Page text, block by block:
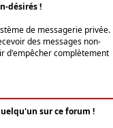
désirés !
de messagerie privée.
des messages non-
d'empêcher complètement
sur ce forum !